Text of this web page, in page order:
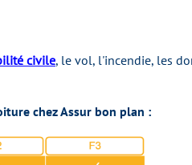
civile, le vol, l'incendie, les
chez Assur bon plan :